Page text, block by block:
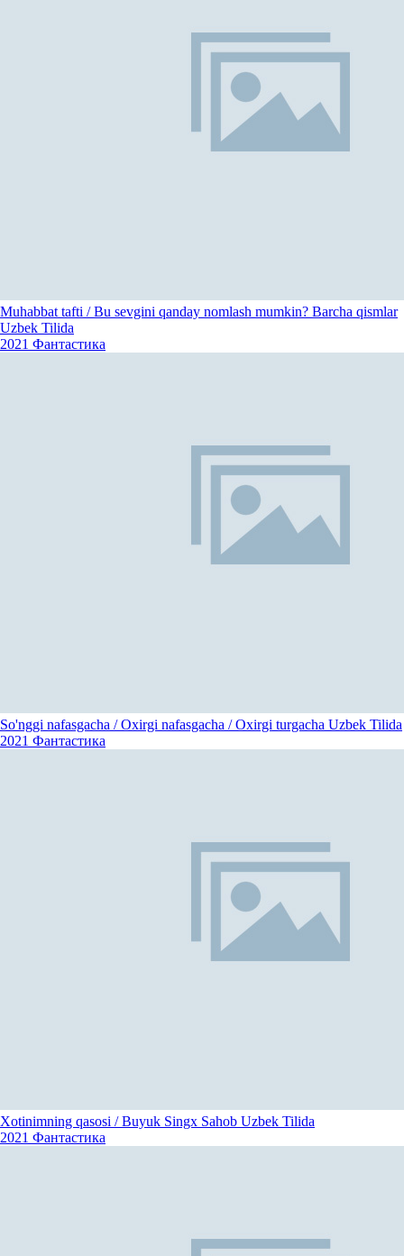
Muhabbat tafti / Bu sevgini qanday nomlash mumkin? Barcha qismlar
Uzbek Tilida
2021 Фантастика
So'nggi nafasgacha / Oxirgi nafasgacha / Oxirgi turgacha Uzbek Tilida
2021 Фантастика
Xotinimning qasosi / Buyuk Singx Sahob Uzbek Tilida
2021 Фантастика